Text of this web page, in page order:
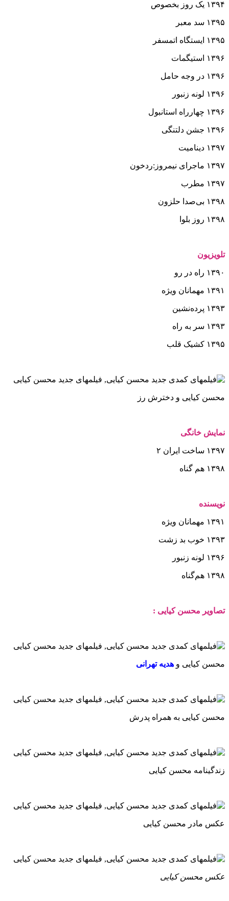
۱۳۹۴ یک روز بخصوص
۱۳۹۵ سد معبر
۱۳۹۵ ایستگاه اتمسفر
۱۳۹۶ استیگمات
۱۳۹۶ در وجه حامل
۱۳۹۶ لونه زنبور
۱۳۹۶ چهارراه استانبول
۱۳۹۶ جشن دلتنگی
۱۳۹۷ دینامیت
۱۳۹۷ ماجرای نیمروز:ردخون
۱۳۹۷ مطرب
۱۳۹۸ بی‌صدا حلزون
١٣٩٨ روز بلوا
تلویزیون
۱۳۹۰ راه در رو
۱۳۹۱ مهمانان ویژه
۱۳۹۳ پرده‌نشین
۱۳۹۳ سر به راه
۱۳۹۵ کشیک قلب
محسن کیایی و دخترش رز
نمایش خانگی
۱۳۹۷ ساخت ایران ۲
۱۳۹۸ هم گناه
نویسنده
۱۳۹۱ مهمانان ویژه
۱۳۹۳ خوب بد زشت
۱۳۹۶ لونه زنبور
۱۳۹۸ هم‌گناه
تصاویر محسن کیایی :
محسن کیایی و هدیه تهرانی
محسن کیایی به همراه پدرش
زندگینامه محسن کیایی
عکس مادر محسن کیایی
عکس محسن کیایی